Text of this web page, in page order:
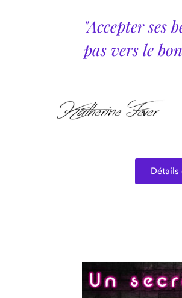
"Accepter ses
pas vers le
Détails